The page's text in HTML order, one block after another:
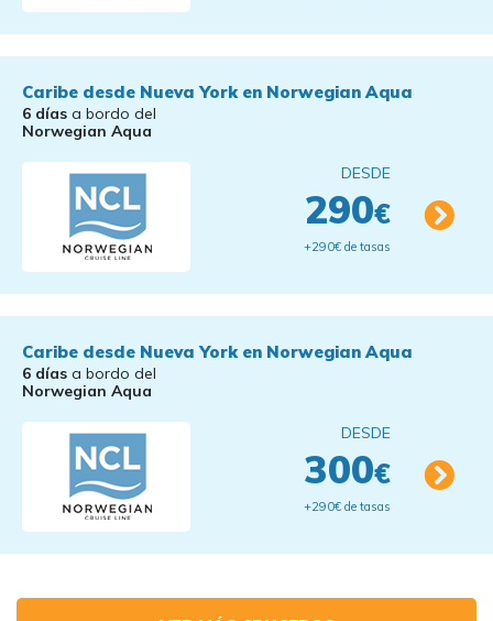
Caribe desde Nueva York en Norwegian Aqua
6 días a bordo del
Norwegian Aqua
DESDE
290€
+290€ de tasas
Caribe desde Nueva York en Norwegian Aqua
6 días a bordo del
Norwegian Aqua
DESDE
300€
+290€ de tasas